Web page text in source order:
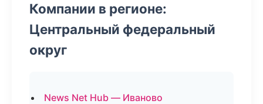
Компании в регионе:
Центральный федеральный
округ
News Net Hub — Иваново